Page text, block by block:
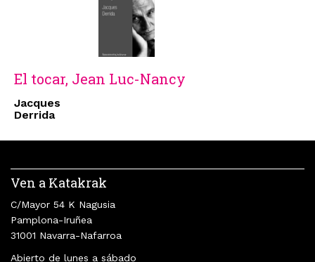
El tocar, Jean Luc-Nancy
Jacques
Derrida
Ven a Katakrak
C/Mayor 54 K Nagusia
Pamplona-Iruñea
31001 Navarra-Nafarroa
Abierto de lunes a sábado